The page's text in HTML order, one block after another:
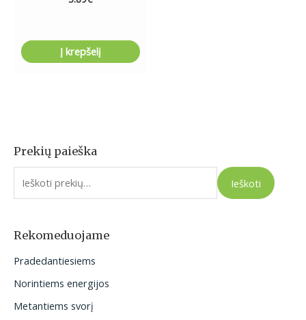
Prekių paieška
I
e
o
:
Ieškoti
Rekomeduojame
Pradedantiesiems
Norintiems energijos
Metantiems svorį
Į krepšelį